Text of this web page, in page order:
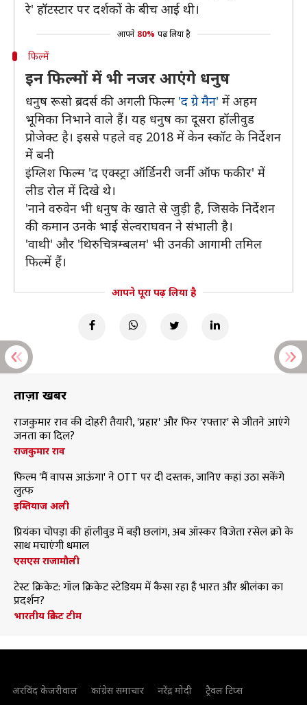
रे' हॉटस्टार पर दर्शकों के बीच आई थी।
आपने 80% पढ़ लिया है
फिल्में
इन फिल्मों में भी नजर आएंगे धनुष
धनुष रूसो ब्रदर्स की अगली फिल्म 'द ग्रे मैन' में अहम
भूमिका निभाने वाले हैं। यह धनुष का दूसरा हॉलीवुड
प्रोजेक्ट है। इससे पहले वह 2018 में केन स्कॉट के निर्देशन
में बनी
इंग्लिश फिल्म 'द एक्स्ट्रा ऑर्डिनरी जर्नी ऑफ फकीर' में
लीड रोल में दिखे थे।
'नाने वरुवेन भी धनुष के खाते से जुड़ी है, जिसके निर्देशन
की कमान उनके भाई सेल्वराघवन ने संभाली है।
'वाथी' और 'थिरुचित्रम्बलम' भी उनकी आगामी तमिल
फिल्में हैं।
आपने पूरा पढ़ लिया है
ताज़ा खबरें
राजकुमार राव की दोहरी तैयारी, 'प्रहार' और फिर 'रफ्तार' से जीतने आएंगे
जनता का दिल?
राजकुमार राव
फिल्म 'मैं वापस आऊंगा' ने OTT पर दी दस्तक, जानिए कहां उठा सकेंगे
लुत्फ
इम्तियाज अली
प्रियंका चोपड़ा की हॉलीवुड में बड़ी छलांग, अब ऑस्कर विजेता रसेल क्रो के
साथ मचाएंगी धमाल
एसएस राजामौली
टेस्ट क्रिकेट: गॉल क्रिकेट स्टेडियम में कैसा रहा है भारत और श्रीलंका का
प्रदर्शन?
भारतीय क्रिकेट टीम
अरविंद केजरीवाल कांग्रेस समाचार नरेंद्र मोदी ट्रैवल टिप्स